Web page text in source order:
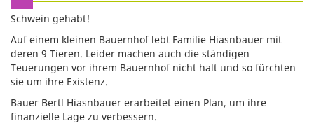
Schwein gehabt!
Auf einem kleinen Bauernhof lebt Familie Hiasnbauer mit
deren 9 Tieren. Leider machen auch die ständigen
Teuerungen vor ihrem Bauernhof nicht halt und so fürchten
sie um ihre Existenz.
Bauer Bertl Hiasnbauer erarbeitet einen Plan, um ihre
finanzielle Lage zu verbessern.